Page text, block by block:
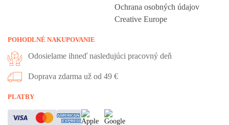
Ochrana osobných údajov
Creative Europe
POHODLNÉ NAKUPOVANIE
Odosielame ihneď nasledujúci pracovný deň
Doprava zdarma už od 49 €
PLATBY